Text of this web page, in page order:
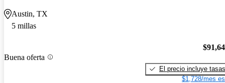
Austin, TX
5 millas
Buena oferta
El precio incluye tasas
$1,728/mes